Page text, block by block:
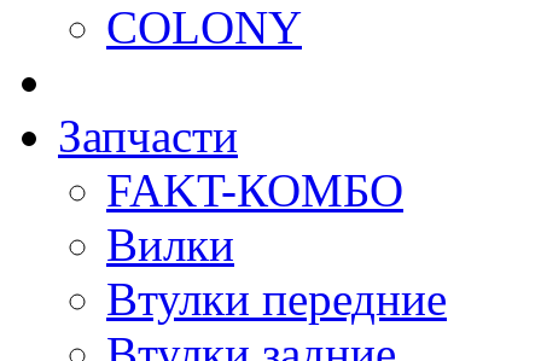
COLONY
Запчасти
FAKT-КОМБО
Вилки
Втулки передние